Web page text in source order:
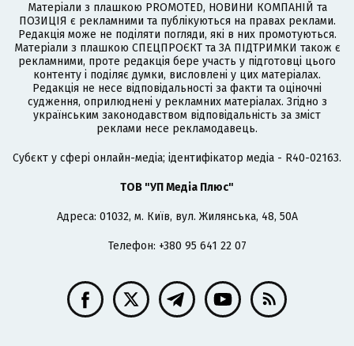
Матеріали з плашкою PROMOTED, НОВИНИ КОМПАНІЙ та
ПОЗИЦІЯ є рекламними та публікуються на правах реклами.
Редакція може не поділяти погляди, які в них промотуються.
Матеріали з плашкою СПЕЦПРОЄКТ та ЗА ПІДТРИМКИ також є
рекламними, проте редакція бере участь у підготовці цього
контенту і поділяє думки, висловлені у цих матеріалах.
Редакція не несе відповідальності за факти та оціночні
судження, оприлюднені у рекламних матеріалах. Згідно з
українським законодавством відповідальність за зміст
реклами несе рекламодавець.
Cубєкт у сфері онлайн-медіа; ідентифікатор медіа - R40-02163.
ТОВ "УП Медіа Плюс"
Адреса: 01032, м. Київ, вул. Жилянська, 48, 50А
Телефон: +380 95 641 22 07